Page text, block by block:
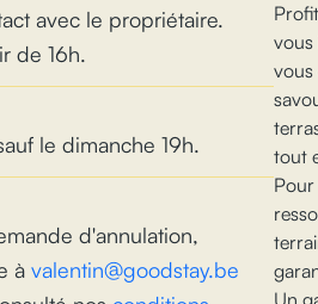
avec le propriétaire.
de 16h.
le dimanche 19h.
d'annulation,
à valentin@goodstay.be
vous
vous
tout
Un